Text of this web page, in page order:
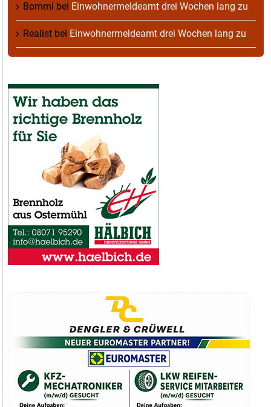
Bomml bei Einwohnermeldeamt drei Wochen lang zu
Realist bei Einwohnermeldeamt drei Wochen lang zu